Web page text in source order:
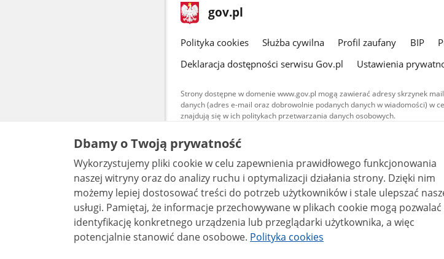
stopka
gov.pl Strona
gov.pl
gov.pl
Polityka cookies Służba cywilna Profil zaufany BIP
Deklaracja dostępności serwisu Gov.pl
Ustawienia
Strony dostępne w domenie www.gov.pl mogą zawierać adresy skrzynek
danych (adres e-mail oraz dobrowolnie podanych danych w wiadomości) w
znajdują się w ich politykach przetwarzania danych osobowych.
Treści tekstowe publikowane w serwisie (z wyłączeniem treści
udostępniane na licencji typu Creative Commons: uznanie
warunkach 4.0 (CC BY-SA 4.0). Materiały audiowizualne, w
są udostępniane na licencji typu Creative Commons: uznanie
bez utworów zależnych 4.0 (CC BY-NC-ND 4.0), o ile nie jest to
Dbamy o Twoją prywatność
Wykorzystujemy pliki cookie w celu zapewnienia prawidłowego funkcjonowania
naszej witryny oraz do analizy ruchu i optymalizacji działania strony. Dzięki nim
możemy lepiej dostosować treści do potrzeb użytkowników i stale ulepszać
usługi. Pamiętaj, że informacje przechowywane w plikach cookie mogą pozwalać na
identyfikację konkretnego urządzenia lub przeglądarki użytkownika, a więc
potencjalnie stanowić dane osobowe. Polityka cookies